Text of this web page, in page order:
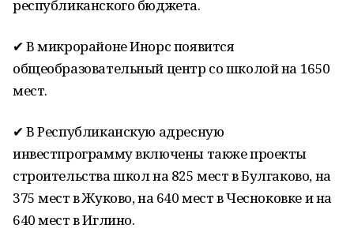
республиканского бюджета.
✔ В микрорайоне Инорс появится
общеобразовательный центр со школой на 1650
мест.
✔ В Республиканскую адресную
инвестпрограмму включены также проекты
строительства школ на 825 мест в Булгаково, на
375 мест в Жуково, на 640 мест в Чесноковке и на
640 мест в Иглино.